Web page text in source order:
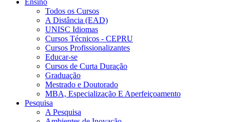
Ensino
Todos os Cursos
A Distância (EAD)
UNISC Idiomas
Cursos Técnicos - CEPRU
Cursos Profissionalizantes
Educar-se
Cursos de Curta Duração
Graduação
Mestrado e Doutorado
MBA, Especialização E Aperfeiçoamento
Pesquisa
A Pesquisa